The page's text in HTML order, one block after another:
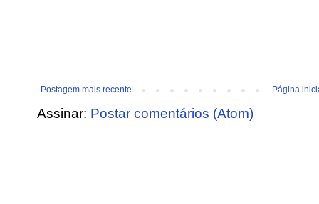
Postagem mais recente Página
Assinar: Postar comentários (Atom)